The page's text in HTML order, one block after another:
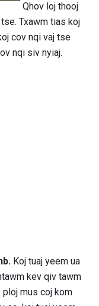
Qhov loj thooj
Txawm tias koj
cov nqi vaj tse
nqi siv nyiaj.
Koj tuaj yeem ua
kev qiv tawm
ploj mus coj kom